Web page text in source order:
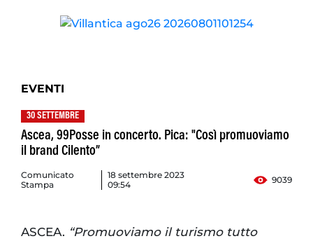
EVENTI
30 SETTEMBRE
Ascea, 99Posse in concerto. Pica: "Così promuoviamo
il brand Cilento”
Comunicato
Stampa
18 settembre 2023
09:54
9039
ASCEA. “Promuoviamo il turismo tutto